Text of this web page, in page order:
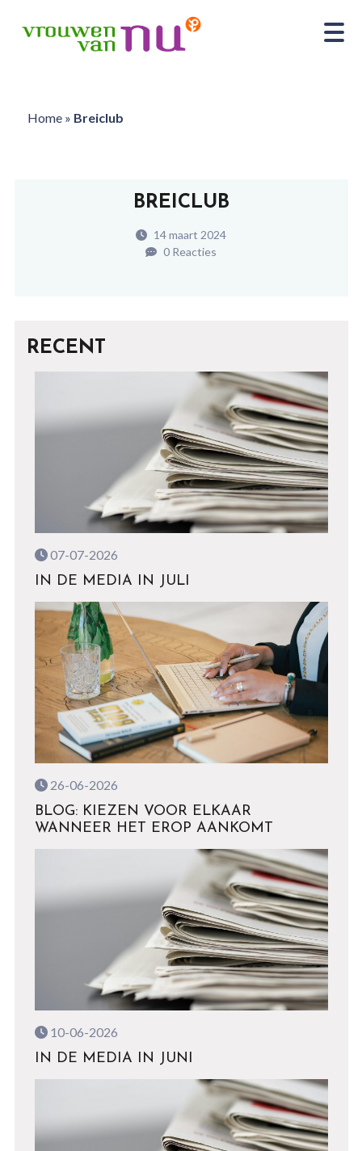
Home» Breiclub
BREICLUB
14 maart 2024
0 Reacties
RECENT
07-07-2026
IN DE MEDIA IN JULI
26-06-2026
BLOG: KIEZEN VOOR ELKAAR
WANNEER HET EROP AANKOMT
10-06-2026
IN DE MEDIA IN JUNI